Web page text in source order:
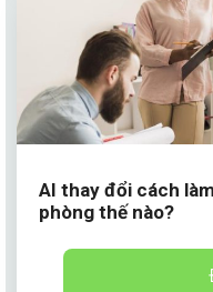
AI thay đổi cách
phòng thế nào?